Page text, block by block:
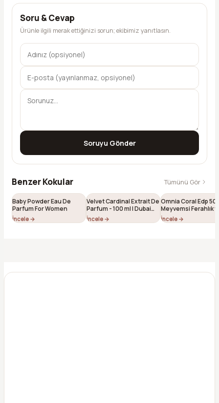
Soru & Cevap
Ürünle ilgili merak ettiğinizi sorun; ekibimiz yanıtlasın.
Soruyu Gönder
Benzer Kokular Tümünü Gör
Baby Powder Eau De
Parfum For Women
İncele →
Velvet Cardinal Extrait De
Parfum - 100 ml | Dubai
Esintili Niş Unisex Parfüm
İncele →
Omnia Coral Edp 50
Meyvemsi Ferahlık
Çiçeksi Feminen
184)
İncele →